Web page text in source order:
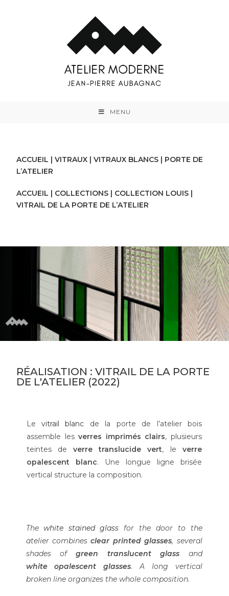
MENU
ACCUEIL |VITRAUX |VITRAUX BLANCS | PORTE DE
L’ATELIER
ACCUEIL | COLLECTIONS | COLLECTION LOUIS |
VITRAIL DE LA PORTE DE L’ATELIER
RÉALISATION : VITRAIL DE LA PORTE
DE L'ATELIER (2022)
Levitrail blanc de la porte de l’atelier bois
assemble lesverres imprimés clairs, plusieurs
teintes deverre translucide vert, leverre
opalescent blanc. Une longue ligne brisée
vertical structure la composition.
Thewhite stained glass for the door to the
atelier combinesclear printed glasses, several
shades ofgreen translucent glass and
white
opalescent glasses. A long vertical
broken line organizes the whole composition.